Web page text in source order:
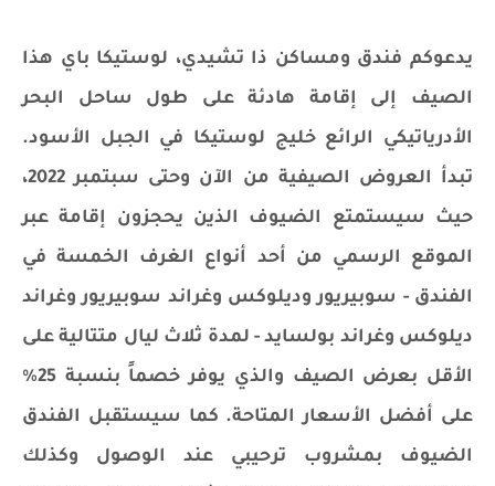
يدعوكم فندق ومساكن ذا تشيدي، لوستيكا باي هذا
الصيف إلى إقامة هادئة على طول ساحل البحر
الأدرياتيكي الرائع خليج لوستيكا في الجبل الأسود.
تبدأ العروض الصيفية من الآن وحتى سبتمبر 2022،
حيث سيستمتع الضيوف الذين يحجزون إقامة عبر
الموقع الرسمي من أحد أنواع الغرف الخمسة في
الفندق - سوبيريور وديلوكس وغراند سوبيريور وغراند
ديلوكس وغراند بولسايد - لمدة ثلاث ليال متتالية على
الأقل بعرض الصيف والذي يوفر خصماً بنسبة 25٪
على أفضل الأسعار المتاحة. كما سيستقبل الفندق
الضيوف بمشروب ترحيبي عند الوصول وكذلك